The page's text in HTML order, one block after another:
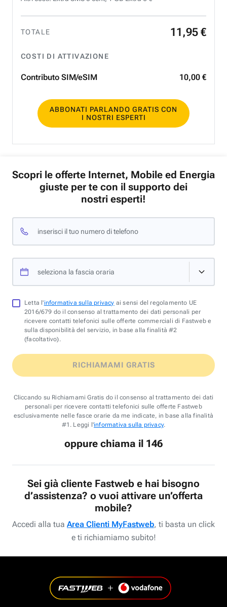
TOTALE 11 ,95 €
COSTI DI ATTIVAZIONE
Contributo SIM/eSIM 10,00 €
ABBONATI PARLANDO GRATIS CON
I NOSTRI ESPERTI
Scopri le offerte Internet, Mobile ed Energia
giuste per te con il supporto dei
nostri esperti!
inserisci il tuo numero di telefono
seleziona la fascia oraria
Letta l'informativa sulla privacy ai sensi del regolamento UE
2016/679 do il consenso al trattamento dei dati personali per
ricevere contatti telefonici sulle offerte commerciali di Fastweb e
sulla disponibilità del servizio, in base alla finalità #2
(facoltativo).
RICHIAMAMI GRATIS
Cliccando su Richiamami Gratis do il consenso al trattamento dei dati
personali per ricevere contatti telefonici sulle offerte Fastweb
esclusivamente nelle fasce orarie da me indicate, in base alla finalità
#1. Leggi l'informativa sulla privacy.
oppure chiama il 146
Sei già cliente Fastweb e hai bisogno
d’assistenza? o vuoi attivare un’offerta
mobile?
Accedi alla tua Area Clienti MyFastweb, ti basta un click
e ti richiamiamo subito!